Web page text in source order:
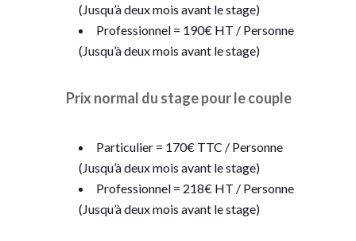
(Jusqu’à deux mois avant le stage)
Professionnel = 190€ HT / Personne
(Jusqu’à deux mois avant le stage)
Prix normal du stage pour le couple
Particulier = 170€ TTC / Personne
(Jusqu’à deux mois avant le stage)
Professionnel = 218€ HT / Personne
(Jusqu’à deux mois avant le stage)